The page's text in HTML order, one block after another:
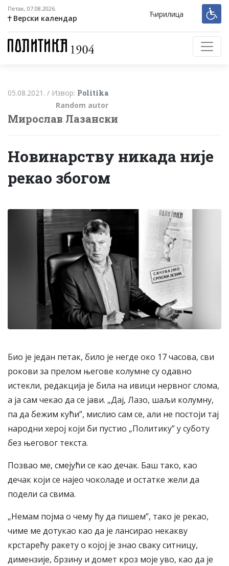
Петак, 07.08.2026.
Верски календар Ћирилица
Мирослав Лазански
05.08.2021. / Извор: Politika
Random autor
Новинарству никада није
рекао збогом
Био је један петак, било је негде око 17 часова, сви
рокови за прелом његове колумне су одавно
истекли, редакција је била на ивици нервног слома,
а ја сам чекао да се јави. „Дај, Лазо, шаљи колумну,
па да бежим кући”, мислио сам се, али не постоји тај
народни херој који би пустио „Политику” у суботу
без његовог текста.
Позвао ме, смејући се као дечак. Баш тако, као
дечак који се најео чоколаде и остатке жели да
подели са свима.
„Немам појма о чему ћу да пишем”, тако је рекао,
чиме ме дотукао као да је лансирао некакву
крстарећу ракету о којој је знао сваку ситницу,
димензије, брзину и домет кроз моје уво, као да је